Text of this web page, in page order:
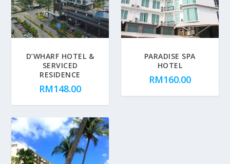
D’WHARF HOTEL &
SERVICED
RESIDENCE
RM148.00
PARADISE SPA
HOTEL
RM160.00